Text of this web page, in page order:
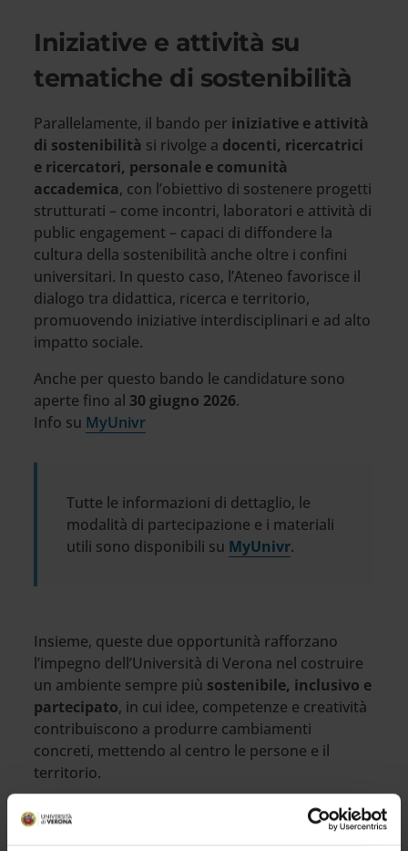
Iniziative e attività su
tematiche di sostenibilità
Parallelamente, il bando per iniziative e attività
di sostenibilità si rivolge a docenti, ricercatrici
e ricercatori, personale e comunità
accademica, con l’obiettivo di sostenere progetti
strutturati – come incontri, laboratori e attività di
public engagement – capaci di diffondere la
cultura della sostenibilità anche oltre i confini
universitari. In questo caso, l’Ateneo favorisce il
dialogo tra didattica, ricerca e territorio,
promuovendo iniziative interdisciplinari e ad alto
impatto sociale.
Anche per questo bando le candidature sono
aperte fino al 30 giugno 2026.
Info su MyUnivr
Tutte le informazioni di dettaglio, le
modalità di partecipazione e i materiali
utili sono disponibili su MyUnivr.
Insieme, queste due opportunità rafforzano
l’impegno dell’Università di Verona nel costruire
un ambiente sempre più sostenibile, inclusivo e
partecipato, in cui idee, competenze e creatività
contribuiscono a produrre cambiamenti
concreti, mettendo al centro le persone e il
territorio.